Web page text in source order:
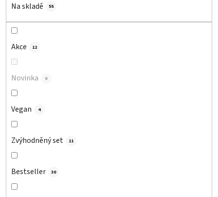
u
Na skladě 58
Akce 12
Novinka 0
Vegan 4
Zvýhodněný set 11
Bestseller 30